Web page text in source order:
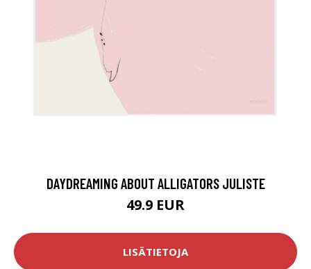
DAYDREAMING ABOUT ALLIGATORS JULISTE
49.9 EUR
LISÄTIETOJA